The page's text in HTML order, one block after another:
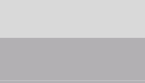
Deleniti possimus totam